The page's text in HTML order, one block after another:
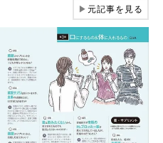
▶元記事を見る